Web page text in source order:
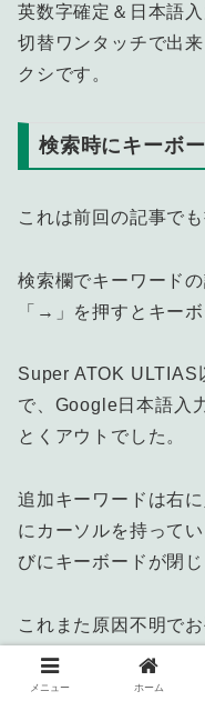
英数字確定＆日本語
切替ワンタッチで出
クシです。
検索時にキーボ
これは前回の記事で
検索欄でキーワード
「→」を押すとキー
Super ATOK ULTIAS
で、Google日本語入
とくアウトでした。
追加キーワードは右
にカーソルを持って
びにキーボードが閉
これまた原因不明でお
Twitterか
メニュー ホーム